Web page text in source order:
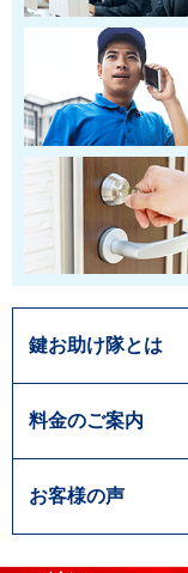
鍵お助け隊とは
料金のご案内
お客様の声